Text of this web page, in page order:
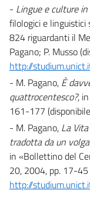
- Lingue e culture in
filologici e linguistici
824 riguardanti il
Pagano; P. Musso
http://
- M. Pagano, È
quattrocentesco?,
161-177
- M. Pagano, La
tradotta da un
in «Bollettino del
20, 2004, pp. 17-
http://